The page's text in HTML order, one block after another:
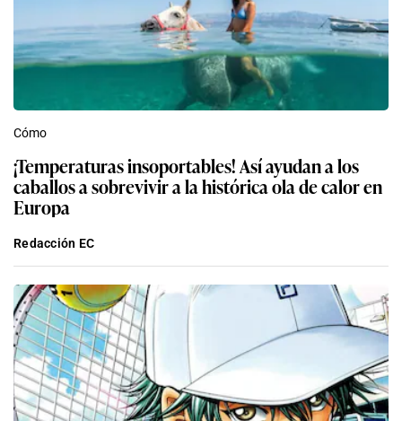
Cómo
¡Temperaturas insoportables! Así ayudan a los
caballos a sobrevivir a la histórica ola de calor en
Europa
Redacción EC